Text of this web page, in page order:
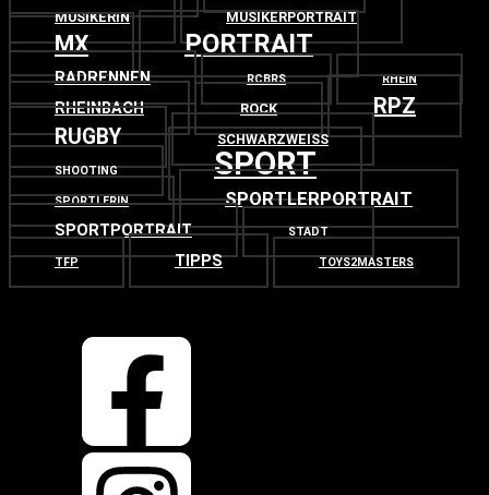
MUSIKERIN MUSIKERPORTRAIT
MX PORTRAIT
RADRENNEN RCBRS RHEIN
RHEINBACH ROCK RPZ
RUGBY SCHWARZWEISS
SHOOTING SPORT
SPORTLERIN SPORTLERPORTRAIT
SPORTPORTRAIT STADT
TFP TIPPS TOYS2MASTERS
OBEN